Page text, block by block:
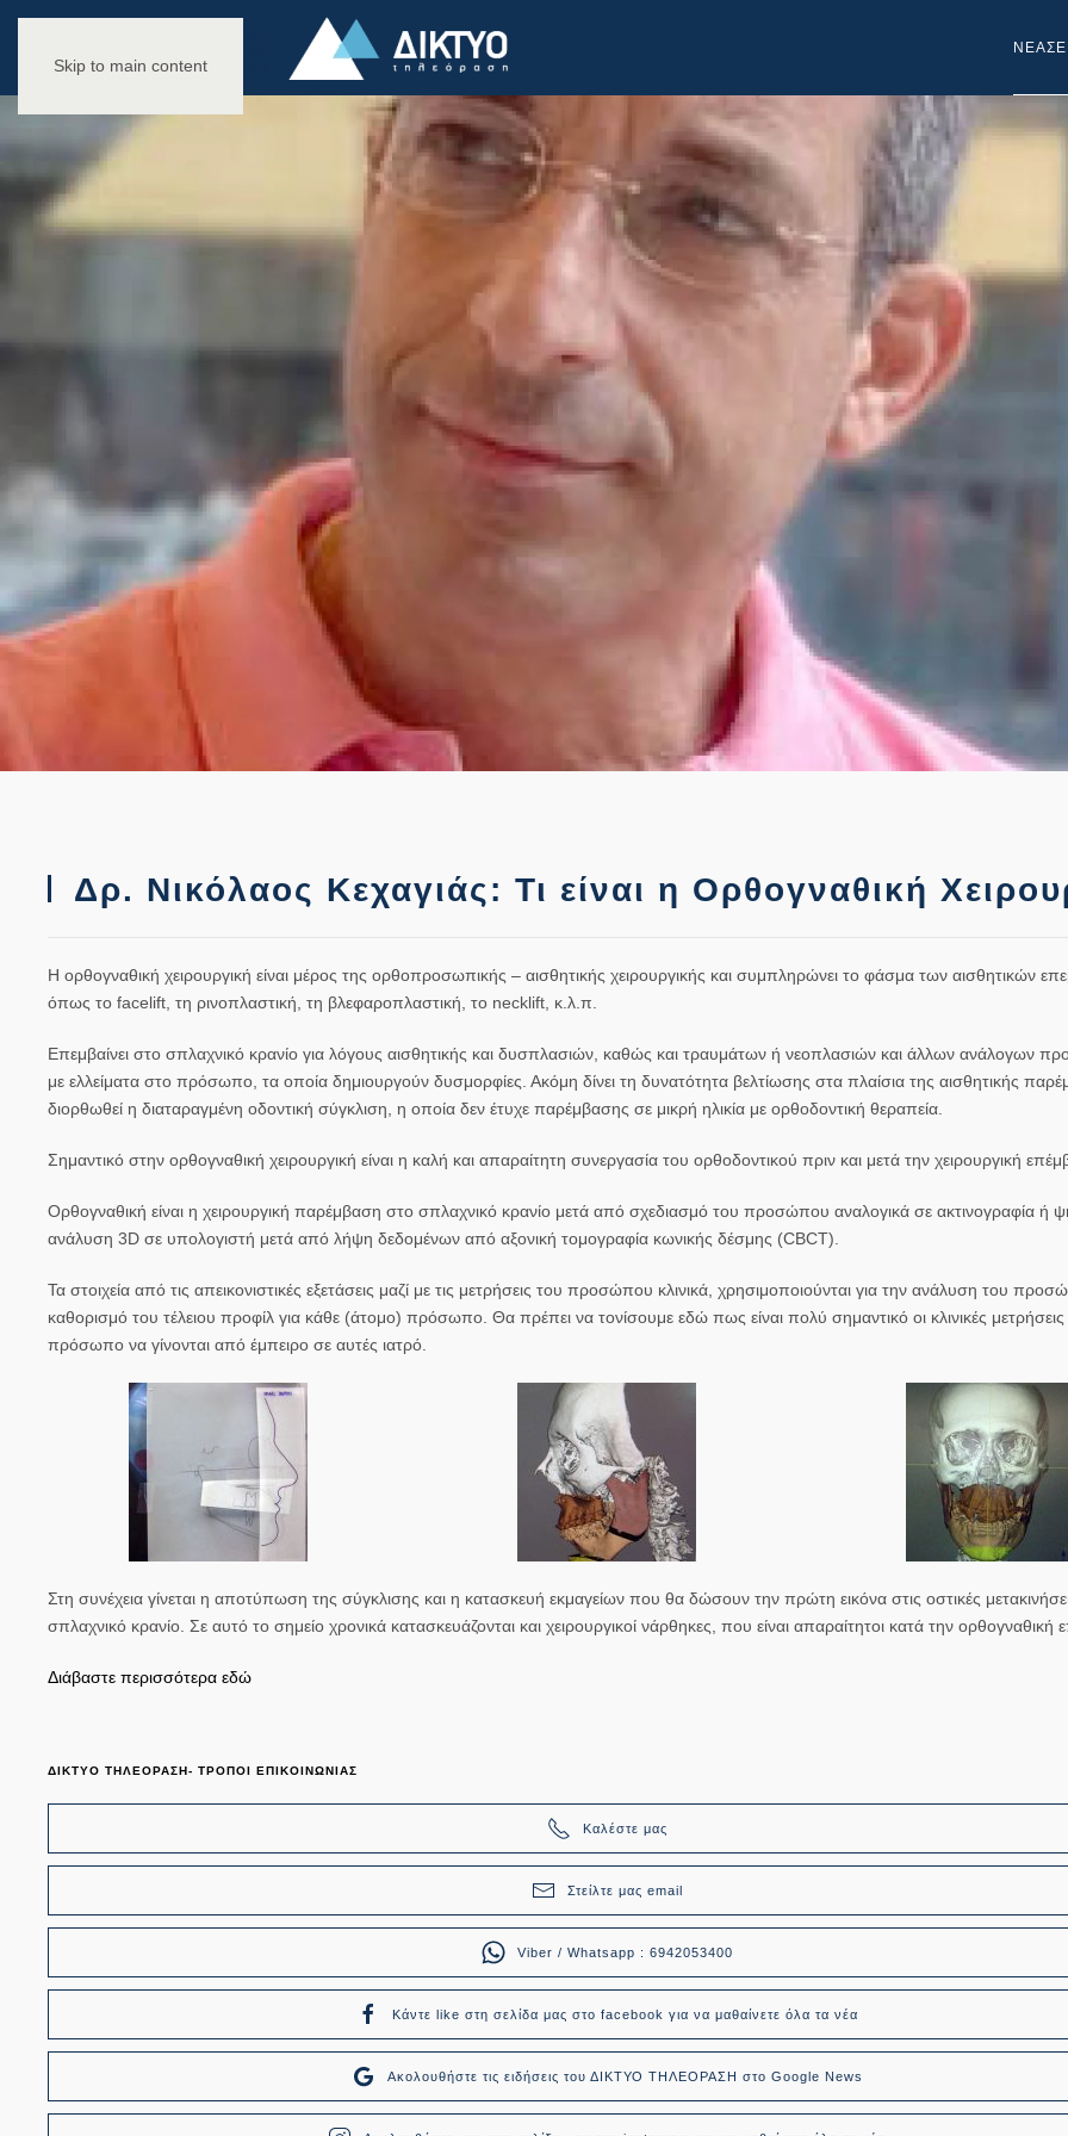
Skip to main content
NEA
Δρ. Νικόλαος Κεχαγιάς: Τι είναι η Ορθογναθική
Η ορθογναθική χειρουργική είναι μέρος της ορθοπροσωπικής – αισθητικής χειρουργικής και συμπληρώνει το φάσμα των αισθητικών
όπως το facelift, τη ρινοπλαστική, τη βλεφαροπλαστική, το necklift, κ.λ.π.
Επεμβαίνει στο σπλαχνικό κρανίο για λόγους αισθητικής και δυσπλασιών, καθώς και τραυμάτων ή νεοπλασιών και άλλων ανάλογων
με ελλείματα στο πρόσωπο, τα οποία δημιουργούν δυσμορφίες. Ακόμη δίνει τη δυνατότητα βελτίωσης στα πλαίσια της αισθητικής
διορθωθεί η διαταραγμένη οδοντική σύγκλιση, η οποία δεν έτυχε παρέμβασης σε μικρή ηλικία με ορθοδοντική θεραπεία.
Σημαντικό στην ορθογναθική χειρουργική είναι η καλή και απαραίτητη συνεργασία του ορθοδοντικού πριν και μετά την χειρουργική
Ορθογναθική είναι η χειρουργική παρέμβαση στο σπλαχνικό κρανίο μετά από σχεδιασμό του προσώπου αναλογικά σε ακτινογραφία ή
ανάλυση 3D σε υπολογιστή μετά από λήψη δεδομένων από αξονική τομογραφία κωνικής δέσμης (CBCT).
Τα στοιχεία από τις απεικονιστικές εξετάσεις μαζί με τις μετρήσεις του προσώπου κλινικά, χρησιμοποιούνται για την ανάλυση του
καθορισμό του τέλειου προφίλ για κάθε (άτομο) πρόσωπο. Θα πρέπει να τονίσουμε εδώ πως είναι πολύ σημαντικό οι κλινικές
πρόσωπο να γίνονται από έμπειρο σε αυτές ιατρό.
Στη συνέχεια γίνεται η αποτύπωση της σύγκλισης και η κατασκευή εκμαγείων που θα δώσουν την πρώτη εικόνα στις οστικές
σπλαχνικό κρανίο. Σε αυτό το σημείο χρονικά κατασκευάζονται και χειρουργικοί νάρθηκες, που είναι απαραίτητοι κατά την ορθογναθική
Διάβαστε περισσότερα εδώ
ΔΙΚΤΥΟ ΤΗΛΕΟΡΑΣΗ- ΤΡΟΠΟΙ ΕΠΙΚΟΙΝΩΝΙΑΣ
Καλέστε μας
Στείλτε μας email
Viber / Whatsapp : 6942053400
Κάντε like στη σελίδα μας στο facebook για να μαθαίνετε όλα τα νέα
Ακολουθήστε τις ειδήσεις του ΔΙΚΤΥΟ ΤΗΛΕΟΡΑΣΗ στο Google News